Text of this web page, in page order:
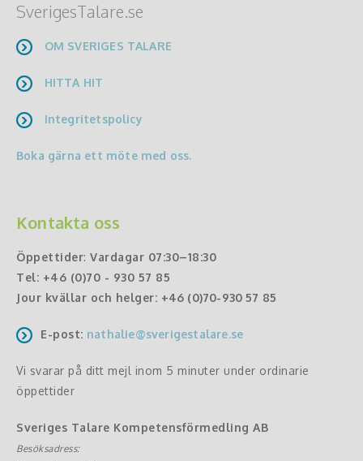
SverigesTalare.se
OM SVERIGES TALARE
HITTA HIT
Integritetspolicy
Boka gärna ett möte med oss.
Kontakta oss
Öppettider: Vardagar 07:30–18:30
Tel: +46 (0)70 - 930 57 85
Jour kvällar och helger: +46 (0)70-930 57 85
E-post: nathalie@sverigestalare.se
Vi svarar på ditt mejl inom 5 minuter under ordinarie
öppettider
Sveriges Talare Kompetensförmedling AB
Besöksadress: